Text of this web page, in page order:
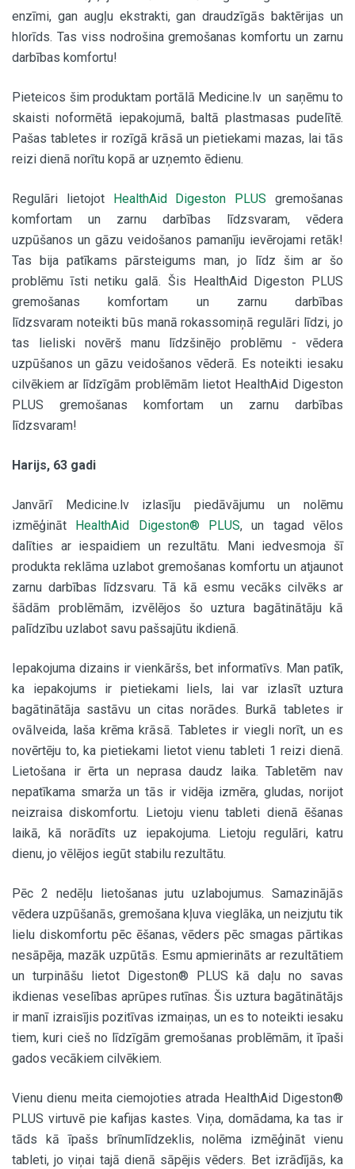
enzīmi, gan augļu ekstrakti, gan draudzīgās baktērijas un
hlorīds. Tas viss nodrošina gremošanas komfortu un zarnu
darbības komfortu!
Pieteicos šim produktam portālā Medicine.lv un saņēmu to
skaisti noformētā iepakojumā, baltā plastmasas pudelītē.
Pašas tabletes ir rozīgā krāsā un pietiekami mazas, lai tās
reizi dienā norītu kopā ar uzņemto ēdienu.
Regulāri lietojot HealthAid Digeston PLUS gremošanas
komfortam un zarnu darbības līdzsvaram, vēdera
uzpūšanos un gāzu veidošanos pamanīju ievērojami retāk!
Tas bija patīkams pārsteigums man, jo līdz šim ar šo
problēmu īsti netiku galā. Šis HealthAid Digeston PLUS
gremošanas komfortam un zarnu darbības
līdzsvaram noteikti būs manā rokassomiņā regulāri līdzi, jo
tas lieliski novērš manu līdzšinējo problēmu - vēdera
uzpūšanos un gāzu veidošanos vēderā. Es noteikti iesaku
cilvēkiem ar līdzīgām problēmām lietot HealthAid Digeston
PLUS gremošanas komfortam un zarnu darbības
līdzsvaram!
Harijs, 63 gadi
Janvārī Medicine.lv izlasīju piedāvājumu un nolēmu
izmēģināt
HealthAid Digeston® PLUS, un tagad vēlos
dalīties ar iespaidiem un rezultātu. Mani iedvesmoja šī
produkta reklāma uzlabot gremošanas komfortu un atjaunot
zarnu darbības līdzsvaru. Tā kā esmu vecāks cilvēks ar
šādām problēmām, izvēlējos šo uztura bagātinātāju kā
palīdzību uzlabot savu pašsajūtu ikdienā.
Iepakojuma dizains ir vienkāršs, bet informatīvs. Man patīk,
ka iepakojums ir pietiekami liels, lai var izlasīt uztura
bagātinātāja sastāvu un citas norādes. Burkā tabletes ir
ovālveida, laša krēma krāsā. Tabletes ir viegli norīt, un es
novērtēju to, ka pietiekami lietot vienu tableti 1 reizi dienā.
Lietošana ir ērta un neprasa daudz laika. Tabletēm nav
nepatīkama smarža un tās ir vidēja izmēra, gludas, norijot
neizraisa diskomfortu. Lietoju vienu tableti dienā ēšanas
laikā, kā norādīts uz iepakojuma. Lietoju regulāri, katru
dienu, jo vēlējos iegūt stabilu rezultātu.
Pēc 2 nedēļu lietošanas jutu uzlabojumus. Samazinājās
vēdera uzpūšanās, gremošana kļuva vieglāka, un neizjutu tik
lielu diskomfortu pēc ēšanas, vēders pēc smagas pārtikas
nesāpēja, mazāk uzpūtās. Esmu apmierināts ar rezultātiem
un turpināšu lietot Digeston® PLUS kā daļu no savas
ikdienas veselības aprūpes rutīnas. Šis uztura bagātinātājs
ir manī izraisījis pozitīvas izmaiņas, un es to noteikti iesaku
tiem, kuri cieš no līdzīgām gremošanas problēmām, it īpaši
gados vecākiem cilvēkiem.
Vienu dienu meita ciemojoties atrada HealthAid Digeston®
PLUS virtuvē pie kafijas kastes. Viņa, domādama, ka tas ir
tāds kā īpašs brīnumlīdzeklis, nolēma izmēģināt vienu
tableti, jo viņai tajā dienā sāpējis vēders. Bet izrādījās, ka